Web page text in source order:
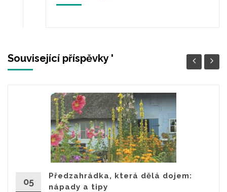
Související příspěvky '
05
Předzahrádka, která dělá dojem:
nápady a tipy